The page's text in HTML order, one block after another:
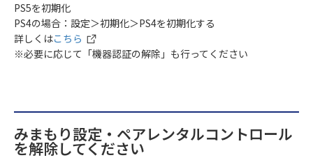
PS5を初期化
PS4の場合：設定＞初期化＞PS4を初期化する
詳しくはこちら
※必要に応じて「機器認証の解除」も行ってください
みまもり設定・ペアレンタルコントロール
を解除してください